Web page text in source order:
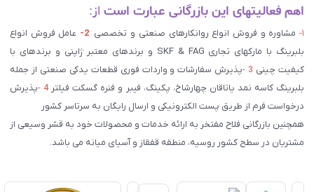
اهم فعالیتهای این بازرگانی عبارت است از:
۱- مشاوره و فروش انواع روانکارهای صنعتی و تخصصی 2-
عامل فروش انواع
بلبرینگ با مارکهای تجاری SKF & FAG و برندهای معتبر ژاپنی و برندهای با
کیفیت چینی 3 - پذیرش سفارشات و واردات فوری قطعات یدکی صنعتی از جمله
بلبرینگ کاسه نمد یاتاقان چهارشاخ، پکینگ، فیبر و فنره گسکت فیلتر4 - پذیرش
درخواست فرم از طریق پست الکترونیکی و ارسال رایگان به سرتاسر کشور
همچنین بازرگانی فلاح مفتخر به ارائه خدمات و محصولات خود به قشر وسیعی از
مشتریان در سطح کشور روسیه، منطقه قفقاز و آسیای میانه می باشد.